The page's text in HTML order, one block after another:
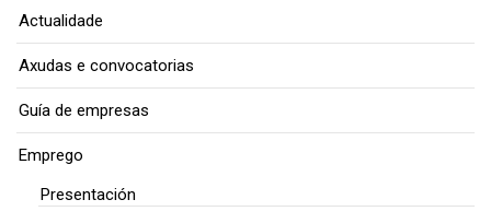
Actualidade
Axudas e convocatorias
Guía de empresas
Emprego
Presentación